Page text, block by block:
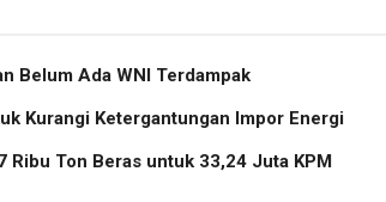
Belum Ada WNI Terdampak
Kurangi Ketergantungan Impor Energi
Ton Beras untuk 33,24 Juta KPM